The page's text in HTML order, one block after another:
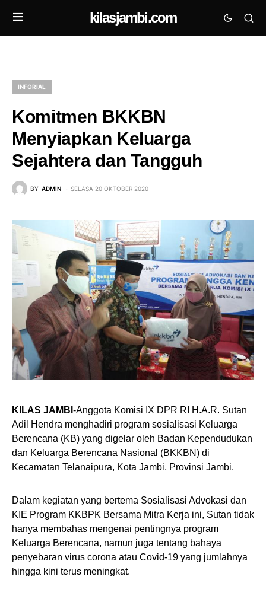
kilasjambi.com
INFORIAL
Komitmen BKKBN
Menyiapkan Keluarga
Sejahtera dan Tangguh
BY ADMIN SELASA 20 OKTOBER 2020
KILAS JAMBI -Anggota Komisi IX DPR RI H.A.R. Sutan
Adil Hendra menghadiri program sosialisasi Keluarga
Berencana (KB) yang digelar oleh Badan Kependudukan
dan Keluarga Berencana Nasional (BKKBN) di
Kecamatan Telanaipura, Kota Jambi, Provinsi Jambi.
Dalam kegiatan yang bertema Sosialisasi Advokasi dan
KIE Program KKBPK Bersama Mitra Kerja ini, Sutan tidak
hanya membahas mengenai pentingnya program
Keluarga Berencana, namun juga tentang bahaya
penyebaran virus corona atau Covid-19 yang jumlahnya
hingga kini terus meningkat.